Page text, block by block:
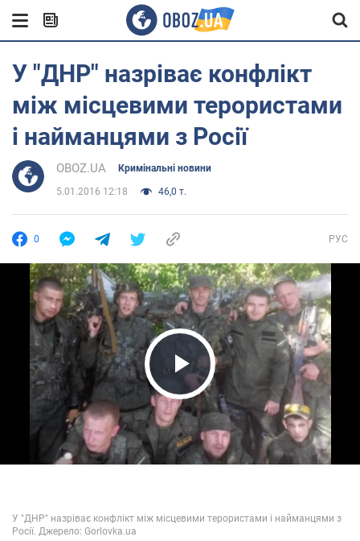
У "ДНР" назріває конфлікт
між місцевими терористами
і найманцями з Росії
OBOZ.UA Кримінальні новини
5.01.2016 12:18 46,0 т.
0 РУС
Play Video